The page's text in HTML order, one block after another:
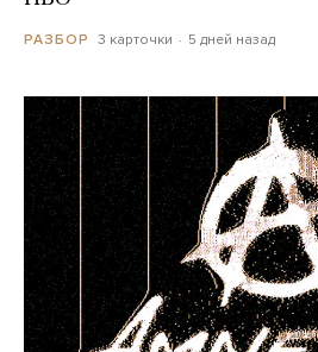
РАЗБОР 3 карточки 5 дней назад